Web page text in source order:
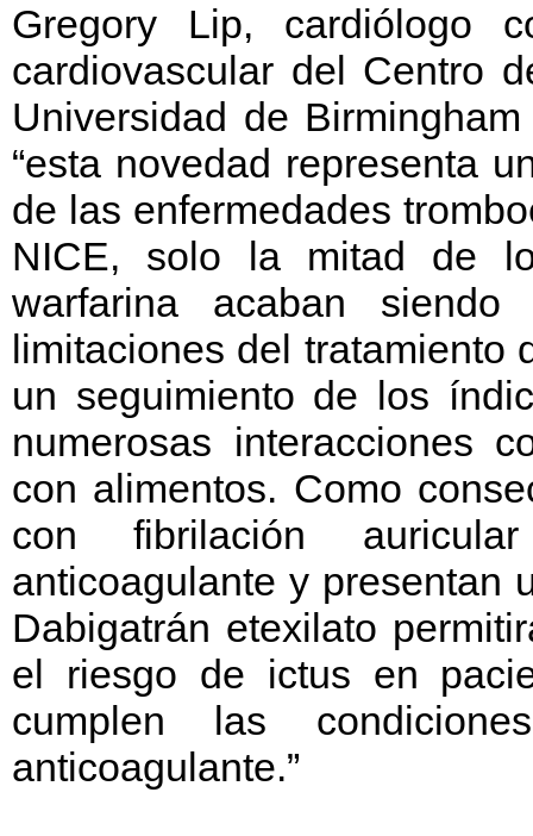
Gregory Lip, cardiólogo
cardiovascular del Centro
Universidad de
“esta novedad representa
de las enfermedades
NICE, solo la mitad de
warfarina acaban
limitaciones del tratamiento
un seguimiento de los
numerosas interacciones
con alimentos. Como
con fibrilación
anticoagulante y presentan
Dabigatrán etexilato
el riesgo de ictus en
cumplen las
anticoagulante.”